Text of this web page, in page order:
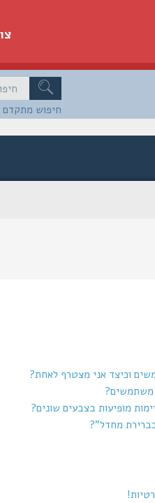
חיפוש מתקדם
וכיצד אני מצטרף לאחת?
משתמשים?
מופיעות בצבעים שונים?
מחדל”?